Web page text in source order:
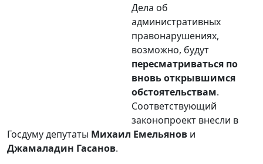
Дела об
административных
правонарушениях,
возможно, будут
пересматриваться по
вновь открывшимся
обстоятельствам.
Соответствующий
законопроект внесли в
Госдуму депутаты Михаил Емельянов и
Джамаладин Гасанов.